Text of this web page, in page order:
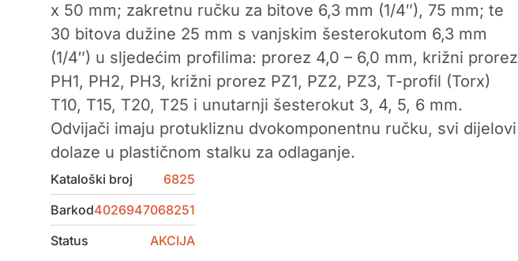
x 50 mm; zakretnu ručku za bitove 6,3 mm (1/4″), 75 mm; te
30 bitova dužine 25 mm s vanjskim šesterokutom 6,3 mm
(1/4″) u sljedećim profilima: prorez 4,0 – 6,0 mm, križni prorez
PH1, PH2, PH3, križni prorez PZ1, PZ2, PZ3, T-profil (Torx)
T10, T15, T20, T25 i unutarnji šesterokut 3, 4, 5, 6 mm.
Odvijači imaju protukliznu dvokomponentnu ručku, svi dijelovi
dolaze u plastičnom stalku za odlaganje.
Kataloški broj
6825
Barkod4026947068251
Status
AKCIJA